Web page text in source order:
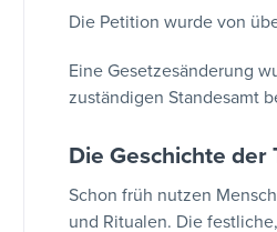
Die Petition wurde von
Eine Gesetzesänderung
zuständigen Standesamt
Die Geschichte der
Schon früh nutzen
und Ritualen. Die